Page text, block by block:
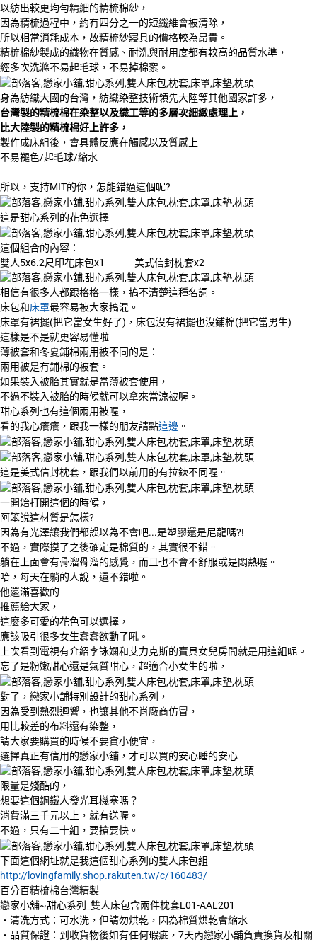
以紡出較更均勻精細的精梳棉紗，
因為精梳過程中，約有四分之一的短纖維會被清除，
所以相當消耗成本，故精梳紗寢具的價格較為昂貴。
精梳棉紗製成的織物在質感、耐洗與耐用度都有較高的品質水準，
經多次洗滌不易起毛球，不易掉棉絮。
身為紡織大國的台灣，紡織染整技術領先大陸等其他國家許多，
台灣製的精梳棉在染整以及織工等的多層次細緻處理上，
比大陸製的精梳棉好上許多，
製作成床組後，會具體反應在觸感以及質感上
不易褪色/起毛球/縮水
所以，支持MIT的你，怎能錯過這個呢?
這是甜心系列的花色選擇
這個組合的內容：
雙人5x6.2尺印花床包x1 美式信封枕套x2
相信有很多人都跟格格一樣，搞不清楚這種名詞。
床包和床罩最容易被大家搞混。
床罩有裙擺(把它當女生好了)，床包沒有裙擺也沒鋪棉(把它當男生)
這樣是不是就更容易懂啦
薄被套和冬夏鋪棉兩用被不同的是：
兩用被是有鋪棉的被套。
如果裝入被胎其實就是當薄被套使用，
不過不裝入被胎的時候就可以拿來當涼被喔。
甜心系列也有這個兩用被喔，
看的我心癢癢，跟我一樣的朋友請點這邊 。
這是美式信封枕套，跟我們以前用的有拉鍊不同喔。
一開始打開這個的時候，
阿笨說這材質是怎樣?
因為有光澤讓我們都誤以為不會吧...是塑膠還是尼龍嗎?!
不過，實際摸了之後確定是棉質的，其實很不錯。
躺在上面會有骨溜骨溜的感覺，而且也不會不舒服或是悶熱喔。
哈，每天在躺的人說，還不錯啦。
他還滿喜歡的
推薦給大家，
這麼多可愛的花色可以選擇，
應該吸引很多女生蠢蠢欲動了吼。
上次看到電視有介紹李詠嫻和艾力克斯的寶貝女兒房間就是用這組呢。
忘了是粉嫩甜心還是氣質甜心，超適合小女生的啦，
對了，戀家小舖特別設計的甜心系列，
因為受到熱烈迴響，也讓其他不肖廠商仿冒，
用比較差的布料還有染整，
請大家要購買的時候不要貪小便宜，
選擇真正有信用的戀家小舖，才可以買的安心睡的安心
限量是殘酷的，
想要這個鋼鐵人發光耳機塞嗎？
消費滿三千元以上，就有送喔。
不過，只有二十組，要搶要快。
下面這個網址就是我這個甜心系列的雙人床包組
http://lovingfamily.shop.rakuten.tw/c/160483/
百分百精梳棉台灣精製
戀家小舖~甜心系列_雙人床包含兩件枕套L01-AAL201
‧清洗方式：可水洗，但請勿烘乾，因為棉質烘乾會縮水
‧品質保證：到收貨物後如有任何瑕疵，7天內戀家小舖負責換貨及相關